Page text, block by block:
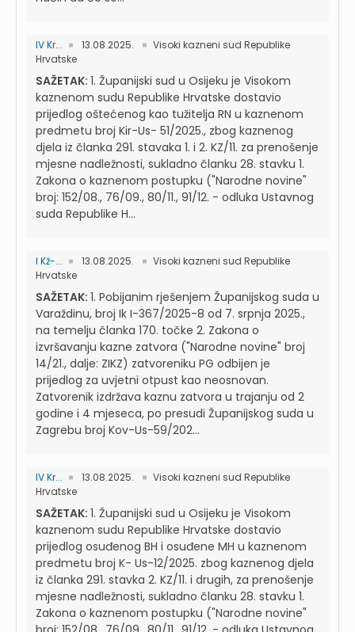
IV Kr... 13.08.2025.
Visoki kazneni sud Republike
Hrvatske
SAŽETAK: 1. Županijski sud u Osijeku je Visokom
kaznenom sudu Republike Hrvatske dostavio
prijedlog oštećenog kao tužitelja RN u kaznenom
predmetu broj Kir-Us- 51/2025., zbog kaznenog
djela iz članka 291. stavaka 1. i 2. KZ/11. za prenošenje
mjesne nadležnosti, sukladno članku 28. stavku 1.
Zakona o kaznenom postupku ("Narodne novine"
broj: 152/08., 76/09., 80/11., 91/12. - odluka Ustavnog
suda Republike H...
I Kž-... 13.08.2025.
Visoki kazneni sud Republike
Hrvatske
SAŽETAK: 1. Pobijanim rješenjem Županijskog suda u
Varaždinu, broj Ik I-367/2025-8 od 7. srpnja 2025.,
na temelju članka 170. točke 2. Zakona o
izvršavanju kazne zatvora ("Narodne novine" broj
14/21., dalje: ZIKZ) zatvoreniku PG odbijen je
prijedlog za uvjetni otpust kao neosnovan.
Zatvorenik izdržava kaznu zatvora u trajanju od 2
godine i 4 mjeseca, po presudi Županijskog suda u
Zagrebu broj Kov-Us-59/202...
IV Kr... 13.08.2025.
Visoki kazneni sud Republike
Hrvatske
SAŽETAK: 1. Županijski sud u Osijeku je Visokom
kaznenom sudu Republike Hrvatske dostavio
prijedlog osuđenog BH i osuđene MH u kaznenom
predmetu broj K- Us-12/2025. zbog kaznenog djela
iz članka 291. stavka 2. KZ/11. i drugih, za prenošenje
mjesne nadležnosti, sukladno članku 28. stavku 1.
Zakona o kaznenom postupku ("Narodne novine"